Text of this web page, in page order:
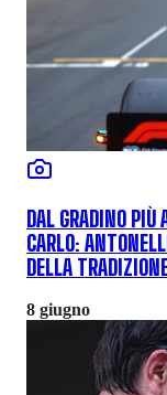
DAL GRADINO PIÙ
CARLO:
DELLA
8 giugno